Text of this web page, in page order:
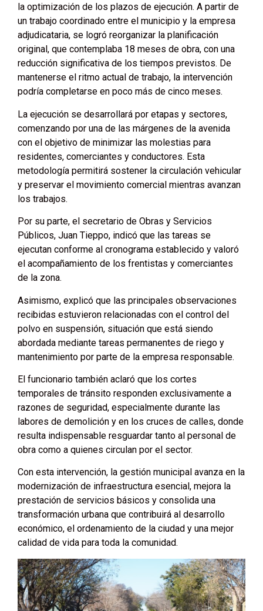
la optimización de los plazos de ejecución. A partir de
un trabajo coordinado entre el municipio y la empresa
adjudicataria, se logró reorganizar la planificación
original, que contemplaba 18 meses de obra, con una
reducción significativa de los tiempos previstos. De
mantenerse el ritmo actual de trabajo, la intervención
podría completarse en poco más de cinco meses.
La ejecución se desarrollará por etapas y sectores,
comenzando por una de las márgenes de la avenida
con el objetivo de minimizar las molestias para
residentes, comerciantes y conductores. Esta
metodología permitirá sostener la circulación vehicular
y preservar el movimiento comercial mientras avanzan
los trabajos.
Por su parte, el secretario de Obras y Servicios
Públicos, Juan Tieppo, indicó que las tareas se
ejecutan conforme al cronograma establecido y valoró
el acompañamiento de los frentistas y comerciantes
de la zona.
Asimismo, explicó que las principales observaciones
recibidas estuvieron relacionadas con el control del
polvo en suspensión, situación que está siendo
abordada mediante tareas permanentes de riego y
mantenimiento por parte de la empresa responsable.
El funcionario también aclaró que los cortes
temporales de tránsito responden exclusivamente a
razones de seguridad, especialmente durante las
labores de demolición y en los cruces de calles, donde
resulta indispensable resguardar tanto al personal de
obra como a quienes circulan por el sector.
Con esta intervención, la gestión municipal avanza en la
modernización de infraestructura esencial, mejora la
prestación de servicios básicos y consolida una
transformación urbana que contribuirá al desarrollo
económico, el ordenamiento de la ciudad y una mejor
calidad de vida para toda la comunidad.